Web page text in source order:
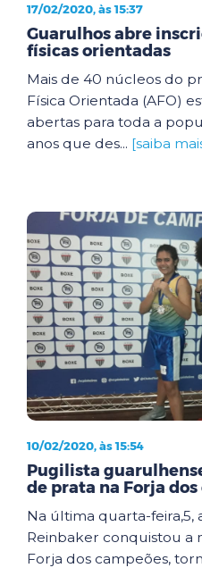
17/02/2020, às 15:37
Guarulhos abre
físicas orientadas
Mais de 40 núcleos do
Física Orientada (AFO)
abertas para toda a
anos que des... [saiba
10/02/2020, às 15:54
Pugilista
de prata na Forja
Na última quarta-feira,5,
Reinbaker conquistou a
Forja dos campeões,